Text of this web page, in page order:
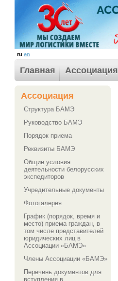
ru en
Главная Ассоциация
Ассоциация
Структура БАМЭ
Руководство БАМЭ
Порядок приема
Реквизиты БАМЭ
Общие условия
деятельности белорусских
экспедиторов
Учредительные документы
Фотогалерея
График (порядок, время и
место) приема граждан, в
том числе представителей
юридических лиц в
Ассоциации «БАМЭ»
Члены Ассоциации «БАМЭ»
Перечень документов для
вступления в